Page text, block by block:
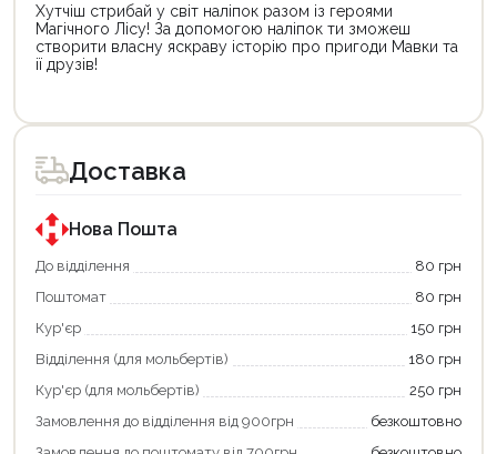
Хутчіш стрибай у світ наліпок разом із героями
Магічного Лісу! За допомогою наліпок ти зможеш
створити власну яскраву історію про пригоди Мавки та
ії друзів!
товар
для
покупки
державною
програмою
єКнига.
Використовуйте
карту
щоб
зекономити
та
отримати
переваги!
товар
для
покупки
державною
програмою
«Національний
кешбек».
покупку
«Національний
кешбек»
та
отримуйте
повернення
Доставка
Нова Пошта
До відділення
80 грн
Поштомат
80 грн
Кур'єр
150 грн
Відділення (для мольбертів)
180 грн
Кур'єр (для мольбертів)
250 грн
Замовлення до відділення від 900грн
безкоштовно